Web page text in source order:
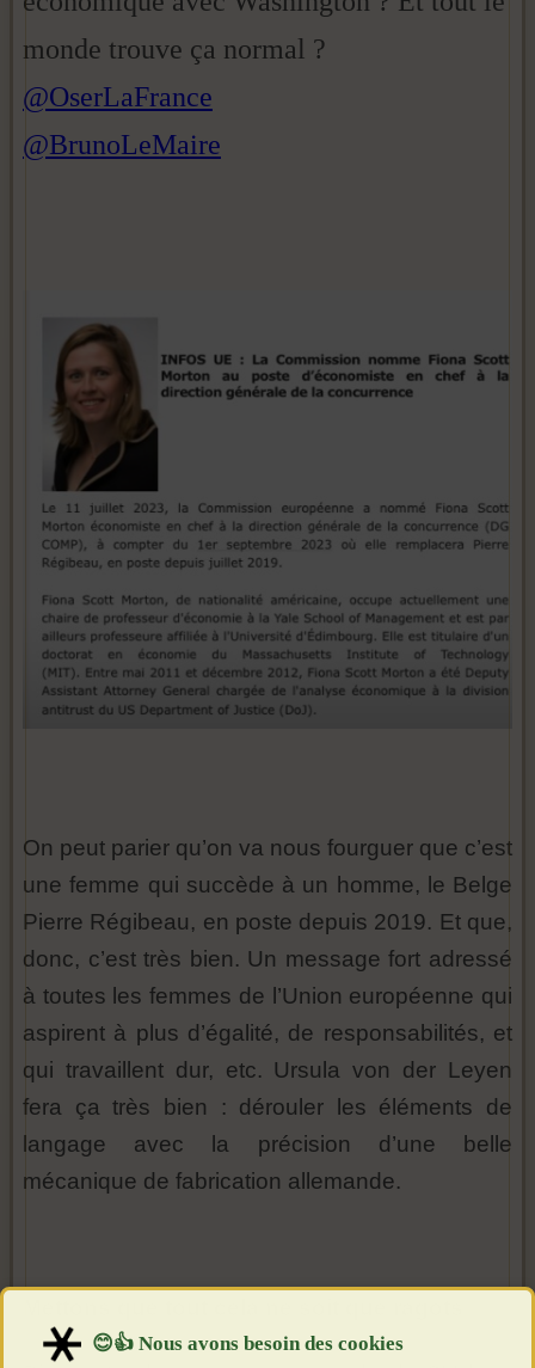
monde trouve ça normal ?
@OserLaFrance
@BrunoLeMaire
On peut parier qu’on va nous fourguer que c’est
une femme qui succède à un homme, le Belge
Pierre Régibeau, en poste depuis 2019. Et que,
donc, c’est très bien. Un message fort adressé
à toutes les femmes de l’Union européenne qui
aspirent à plus d’égalité, de responsabilités, et
qui travaillent dur, etc. Ursula von der Leyen
fera ça très bien : dérouler les éléments de
langage avec la précision d’une belle
mécanique de fabrication allemande.